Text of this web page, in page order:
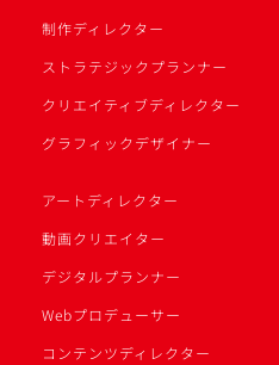
制作ディレクター
ストラテジックプランナー
クリエイティブディレクター
グラフィックデザイナー
アートディレクター
動画クリエイター
デジタルプランナー
Webプロデューサー
コンテンツディレクター